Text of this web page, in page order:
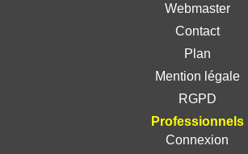
Webmaster
Contact
Plan
Mention légale
RGPD
Professionnels
Connexion